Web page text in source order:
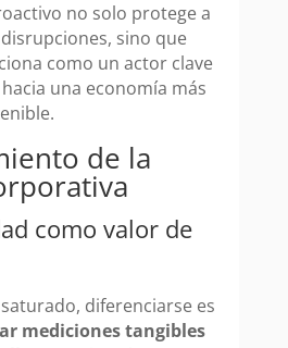
no solo protege a
sino que
como un actor clave
una economía más
de la
como valor de
diferenciarse es
mediciones tangibles